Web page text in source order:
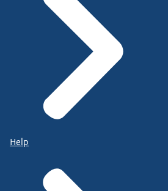
Help